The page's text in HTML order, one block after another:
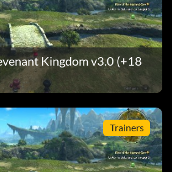
Kingdom v3.0 (+18
Trainers